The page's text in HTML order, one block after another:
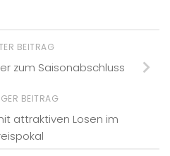
BEITRAG
zum Saisonabschluss
BEITRAG
attraktiven Losen im